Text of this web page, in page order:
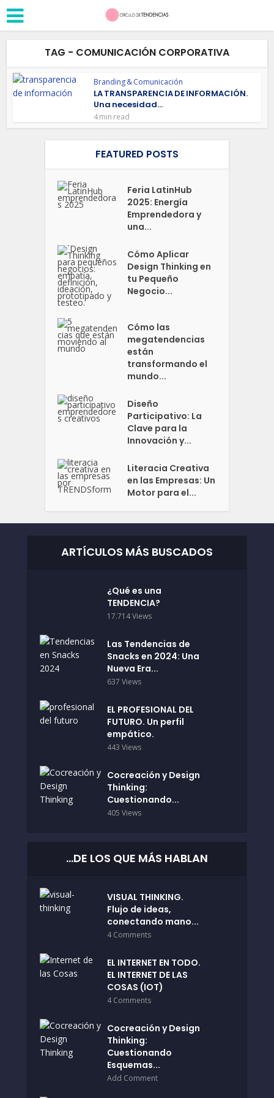
TAG - COMUNICACIÓN CORPORATIVA
Branding & Comunicación
LA TRANSPARENCIA DE INFORMACIÓN.
Una necesidad...
4 min read
FEATURED POSTS
Feria LatinHub
2025: Energía
Emprendedora y
una...
Cómo Aplicar
Design Thinking en
tu Pequeño
Negocio...
Cómo las
megatendencias
están
transformando el
mundo...
Diseño
Participativo: La
Clave para la
Innovación y...
Literacia Creativa
en las Empresas: Un
Motor para el...
ARTÍCULOS MÁS BUSCADOS
¿Qué es una
TENDENCIA?
17.714 Views
Las Tendencias de
Snacks en 2024: Una
Nueva Era...
637 Views
EL PROFESIONAL DEL
FUTURO. Un perfil
empático.
443 Views
Cocreación y Design
Thinking:
Cuestionando...
405 Views
…DE LOS QUE MÁS HABLAN
VISUAL THINKING.
Flujo de ideas,
conectando mano...
4 Comments
EL INTERNET EN TODO.
EL INTERNET DE LAS
COSAS (IOT)
4 Comments
Cocreación y Design
Thinking:
Cuestionando
Esquemas...
Add Comment